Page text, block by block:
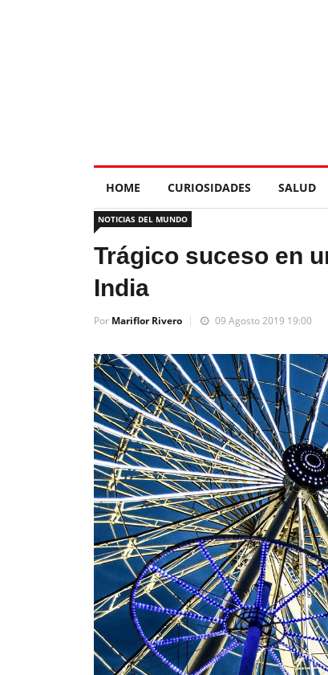
HOME CURIOSIDADES SALUD
NOTICIAS DEL MUNDO
Trágico suceso en
India
Por Mariflor Rivero 09 Agosto 2019 19:00